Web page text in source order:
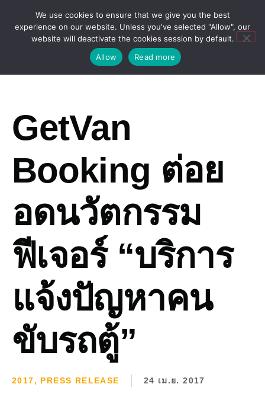
GetVan
Booking ต่อย
อดนวัตกรรม
ฟีเจอร์ “บริการ
แจ้งปัญหาคน
ขับรถตู้”
2017, PRESS RELEASE 24 เม.ย. 2017
We use cookies to ensure that we give you the best
experience on our website. Unless you've selected "Allow", our
website will deactivate the cookies session by default.
Allow
Read more